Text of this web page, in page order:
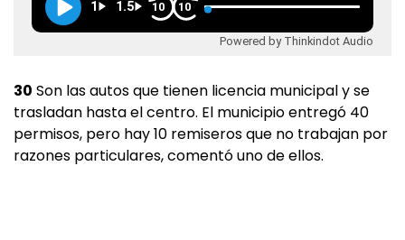
1 1.5 10 10
Powered by Thinkindot Audio
30 Son las autos que tienen licencia municipal y se
trasladan hasta el centro. El municipio entregó 40
permisos, pero hay 10 remiseros que no trabajan por
razones particulares, comentó uno de ellos.